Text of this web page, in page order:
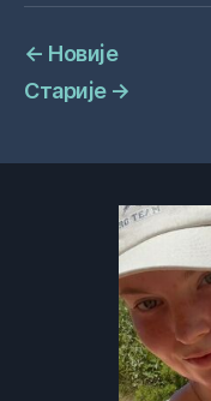
← Новије
Старије →